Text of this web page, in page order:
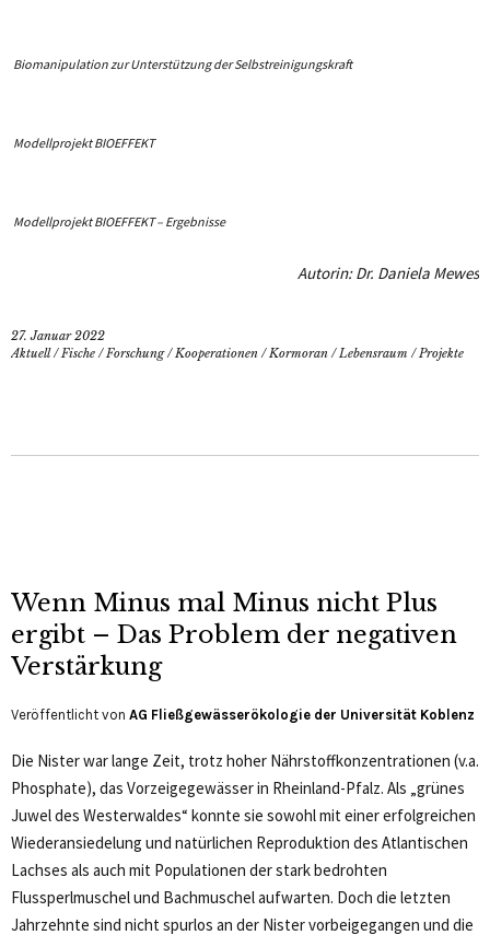
Biomanipulation zur Unterstützung der Selbstreinigungskraft
Modellprojekt BIOEFFEKT
Modellprojekt BIOEFFEKT – Ergebnisse
Autorin: Dr. Daniela Mewes
27. Januar 2022
Aktuell/ Fische / Forschung/ Kooperationen / Kormoran / Lebensraum / Projekte
Wenn Minus mal Minus nicht Plus
ergibt – Das Problem der negativen
Verstärkung
Veröffentlicht von AG Fließgewässerökologie der Universität Koblenz
Die Nister war lange Zeit, trotz hoher Nährstoffkonzentrationen (v.a.
Phosphate), das Vorzeigegewässer in Rheinland-Pfalz. Als „grünes
Juwel des Westerwaldes“ konnte sie sowohl mit einer erfolgreichen
Wiederansiedelung und natürlichen Reproduktion des Atlantischen
Lachses als auch mit Populationen der stark bedrohten
Flussperlmuschel und Bachmuschel aufwarten. Doch die letzten
Jahrzehnte sind nicht spurlos an der Nister vorbeigegangen und die